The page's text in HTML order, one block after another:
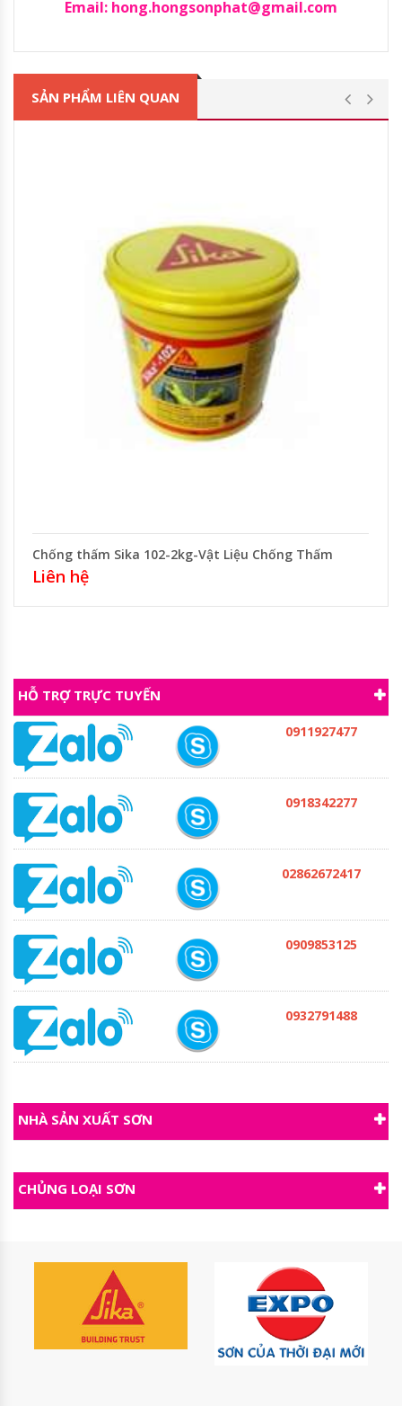
Email: hong.hongsonphat@gmail.com
SẢN PHẨM LIÊN QUAN
Chống thấm Sika 102-2kg-Vật Liệu Chống Thấm
Liên hệ
HỖ TRỢ TRỰC TUYẾN
0911927477
0918342277
02862672417
0909853125
0932791488
NHÀ SẢN XUẤT SƠN
CHỦNG LOẠI SƠN